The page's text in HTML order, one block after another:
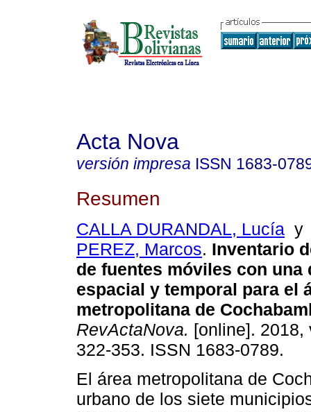
Acta Nova
versión impresa ISSN 1683-
Resumen
CALLA DURANDAL, Lucía
PEREZ, Marcos. Inventario
de fuentes móviles con una
espacial y temporal para el
metropolitana de
RevActaNova. [online]. 2018,
322-353. ISSN 1683-0789.
El área metropolitana de
urbano de los siete